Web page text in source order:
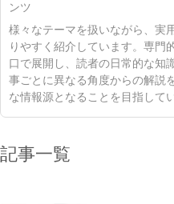
ンツ
様々なテーマを扱いながら、実
りやすく紹介しています。専門
口で展開し、読者の日常的な知
事ごとに異なる角度からの解説
な情報源となることを目指して
記事一覧